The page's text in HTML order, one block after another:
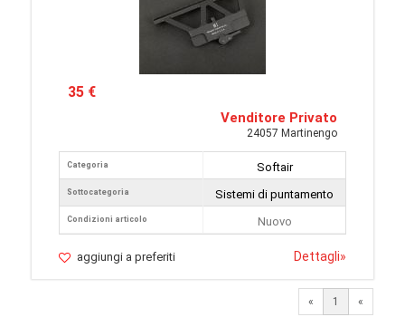
35 €
Venditore Privato
24057 Martinengo
Categoria
Sottocategoria
Condizioni articolo
Softair
Sistemi di puntamento
Nuovo
aggiungi a preferiti Dettagli»
« 1 «